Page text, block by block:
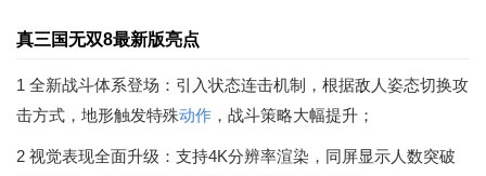
真三国无双8最新版亮点
1 全新战斗体系登场：引入状态连击机制，根据敌人姿态切换攻
击方式，地形触发特殊动作 ，战斗策略大幅提升；
2 视觉表现全面升级：支持4K分辨率渲染，同屏显示人数突破